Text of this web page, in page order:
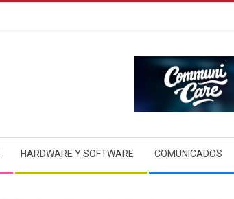
HARDWARE Y SOFTWARE COMUNICADOS